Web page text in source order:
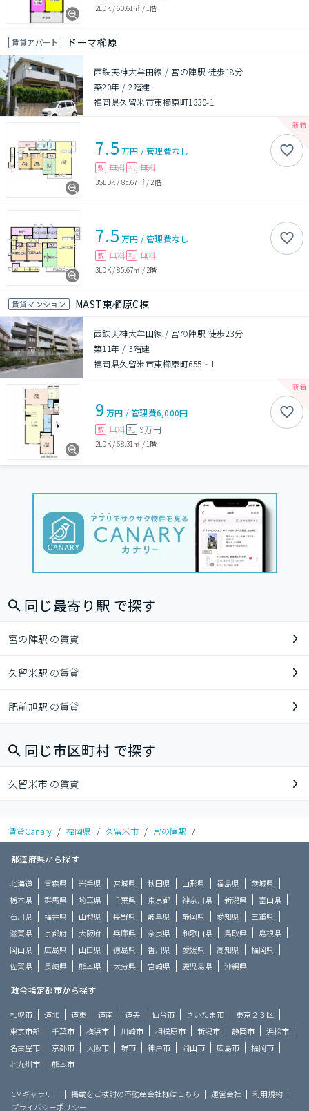
2LDK/60.61㎡ / 1階
賃貸アパート ドーマ櫛原
西鉄天神大牟田線 / 宮の陣駅 徒歩18分
築20年 /2階建
福岡県久留米市東櫛原町1330-1
7.5 万円 /管理費なし
敷 無料 礼 無料
3SLDK / 85.67㎡/ 2階
7.5 万円 /管理費なし
敷 無料 礼 無料
3LDK/85.67㎡ / 2階
賃貸マンション MAST東櫛原C棟
西鉄天神大牟田線 / 宮の陣駅 徒歩23分
築11年 / 3階建
福岡県久留米市東櫛原町655‐1
9 万円 /管理費6,000円
敷 無料 礼 9万円
2LDK/68.31㎡ / 1階
同じ最寄り駅 で探す
宮の陣駅 の賃貸
久留米駅 の賃貸
肥前旭駅 の賃貸
同じ市区町村 で探す
久留米市 の賃貸
賃貸Canary / 福岡県 / 久留米市 / 宮の陣駅 /
都道府県から探す
北海道 青森県 岩手県 宮城県 秋田県 山形県 福島県
茨城県
栃木県
群馬県 埼玉県 千葉県 東京都 神奈川県 新潟県
富山県
石川県
福井県 山梨県 長野県 岐阜県 静岡県 愛知県
三重県
滋賀県
京都府 大阪府 兵庫県 奈良県 和歌山県 鳥取県
島根県
岡山県
広島県 山口県 徳島県 香川県 愛媛県 高知県
福岡県
佐賀県
長崎県 熊本県 大分県 宮崎県 鹿児島県 沖縄県
政令指定都市から探す
札幌市 道北 道東 道南 道央 仙台市 さいたま市
東京２３区
東京市部
千葉市 横浜市 川崎市 相模原市 新潟市 静岡市
浜松市
名古屋市
京都市 大阪市 堺市 神戸市 岡山市 広島市
福岡市
北九州市
熊本市
CMギャラリー 掲載をご検討の不動産会社様はこちら 運営会社
利用規約
プライバシーポリシー